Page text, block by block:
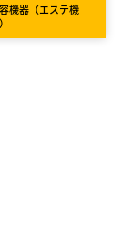
機器（エステ機